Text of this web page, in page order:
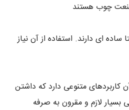
صنعت چوب هستند
ساده ای دارند. استفاده از آن نیاز
متنوعی دارد که داشتن
بسیار لازم و مقرون به صرفه